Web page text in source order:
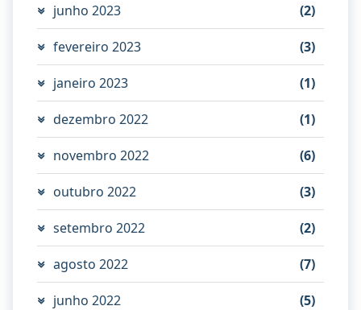
junho 2023 (2)
fevereiro 2023 (3)
janeiro 2023 (1)
dezembro 2022 (1)
novembro 2022 (6)
outubro 2022 (3)
setembro 2022 (2)
agosto 2022 (7)
junho 2022 (5)